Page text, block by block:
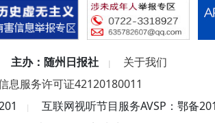
主办：随州日报社 |
关于我们
息服务许可证42120180011
|
互联网视听节目服务AVSP：鄂备